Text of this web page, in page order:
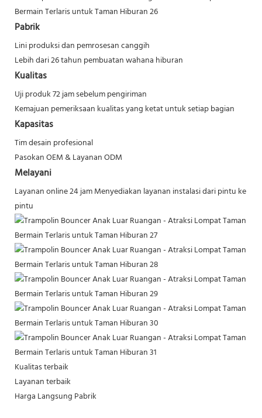
Pabrik
Lini produksi dan pemrosesan canggih
Lebih dari 26 tahun pembuatan wahana hiburan
Kualitas
Uji produk 72 jam sebelum pengiriman
Kemajuan pemeriksaan kualitas yang ketat untuk setiap bagian
Kapasitas
Tim desain profesional
Pasokan OEM & Layanan ODM
Melayani
Layanan online 24 jamMenyediakan layanan instalasi dari pintu ke
pintu
Kualitas terbaik
Layanan terbaik
Harga Langsung Pabrik